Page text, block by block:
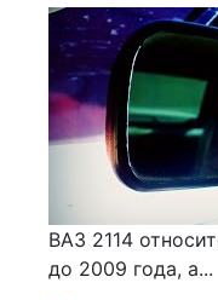
ВАЗ 2114
до 2009 года, а...